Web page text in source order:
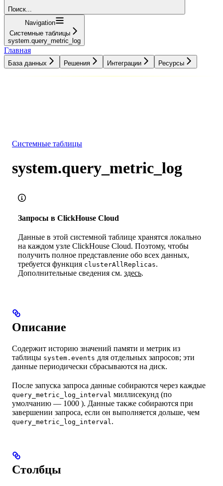
Поиск...
Navigation
Системные таблицы
system.query_metric_log
Главная
База данных Решения Интеграции Ресурсы
Системные таблицы
system.query_metric_log
Запросы в ClickHouse Cloud
Данные в этой системной таблице хранятся локально
на каждом узле ClickHouse Cloud. Поэтому, чтобы
получить полное представление обо всех данных,
требуется функция clusterAllReplicas.
Дополнительные сведения см. здесь.
Описание
Содержит историю значений памяти и метрик из
таблицы system.events для отдельных запросов; эти
данные периодически сбрасываются на диск.
После запуска запроса данные собираются через каждые
query_metric_log_interval миллисекунд (по
умолчанию — 1000 ). Данные также собираются при
завершении запроса, если он выполняется дольше, чем
query_metric_log_interval.
Столбцы